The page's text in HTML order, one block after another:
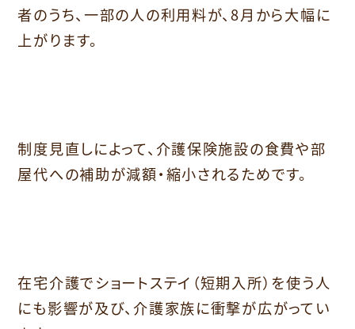
者のうち、一部の人の利用料が、8月から大幅に
上がります。
制度見直しによって、介護保険施設の食費や部
屋代への補助が減額・縮小されるためです。
在宅介護でショートステイ（短期入所）を使う人
にも影響が及び、介護家族に衝撃が広がってい